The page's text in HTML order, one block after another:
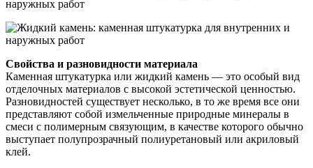
Свойства и разновидности материала
Каменная штукатурка или жидкий камень — это особый вид
отделочных материалов с высокой эстетической ценностью.
Разновидностей существует несколько, в то же время все они
представляют собой измельченные природные минералы в
смеси с полимерным связующим, в качестве которого обычно
выступает полупрозрачный полиуретановый или акриловый
клей.